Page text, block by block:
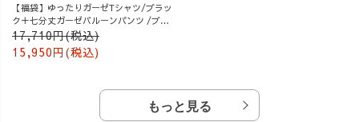
【福袋】ゆったりガーゼTシャツ/ブラッ
ク＋七分丈ガーゼバルーンパンツ /ブル
ー
17,710円(税込)
15,950円(税込)
もっと見る